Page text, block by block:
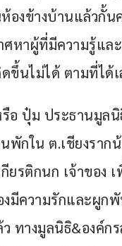
องข้างบ้านแล้วกั้
ศหาผู้ที่มีความรู้แ
ดขึ้นไม่ได้ ตามที่ไ
ปุ๋ม ประธานมูลนิ
พักใน ต.เชียงราก
ยรติกนก เจ้าของ
งมีความรักและผู
ทางมูลนิธิ&องค์